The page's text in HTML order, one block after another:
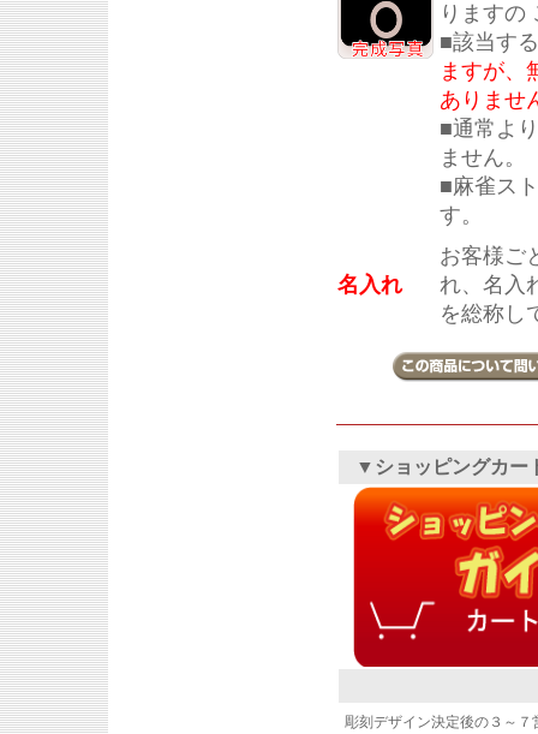
りますの
■該当す
ますが、
ありませ
■通常よ
ません。
■麻雀ス
す。
名入れ
お客様ご
れ、名入
を総称し
▼ショッピングカー
彫刻デザイン決定後の３～